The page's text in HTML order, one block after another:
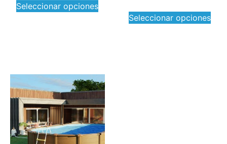
Seleccionar opciones
Seleccionar opciones